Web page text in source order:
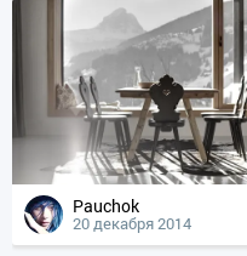
Pauchok
20 декабря 2014